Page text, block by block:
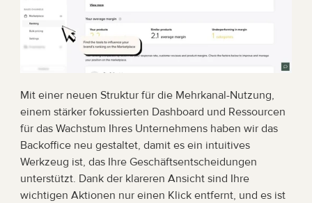
Mit einer neuen Struktur für die Mehrkanal-Nutzung,
einem stärker fokussierten Dashboard und Ressourcen
für das Wachstum Ihres Unternehmens haben wir das
Backoffice neu gestaltet, damit es ein intuitives
Werkzeug ist, das Ihre Geschäftsentscheidungen
unterstützt. Dank der klareren Ansicht sind Ihre
wichtigen Aktionen nur einen Klick entfernt, und es ist